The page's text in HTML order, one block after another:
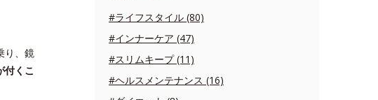
り、鏡
付くこ
#ライフスタイル (80)
#インナーケア (47)
#スリムキープ (11)
#ヘルスメンテナンス (16)